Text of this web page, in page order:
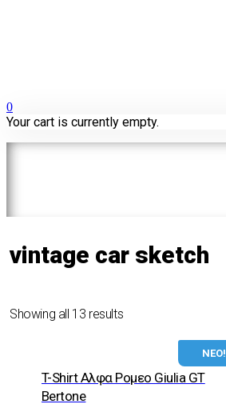
0
Your cart is currently empty.
vintage car sketch
Showing all 13 results
ΝΕΟ!
T-Shirt Αλφα Ρομεο Giulia GT
Bertone